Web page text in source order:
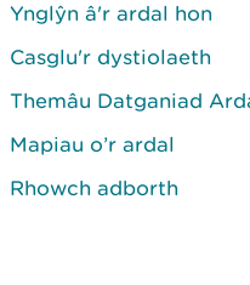
Ynglŷn â'r ardal hon
Casglu'r dystiolaeth
Themâu Datganiad
Mapiau o’r ardal
Rhowch adborth